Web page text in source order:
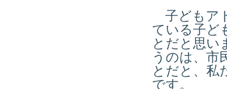
子どもア
ている子ど
とだと思い
うのは、市
とだと、私
です。